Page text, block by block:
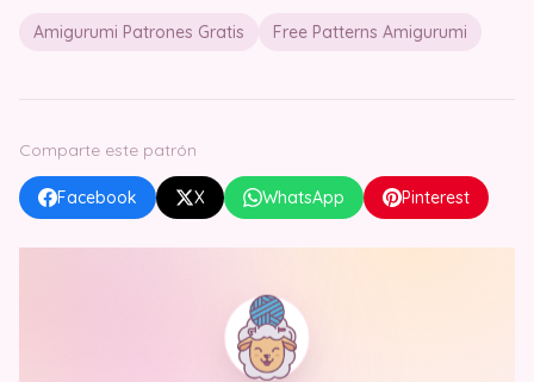
Amigurumi Patrones Gratis Free Patterns Amigurumi
Comparte este patrón
Facebook X WhatsApp Pinterest